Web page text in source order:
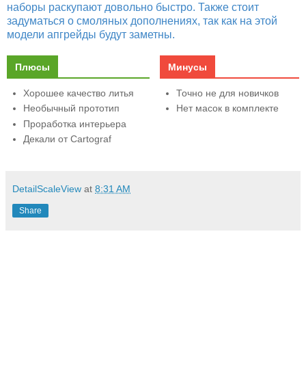
наборы раскупают довольно быстро. Также стоит
задуматься о смоляных дополнениях, так как на этой
модели апгрейды будут заметны.
Плюсы
Хорошее качество литья
Необычный прототип
Проработка интерьера
Декали от Cartograf
Минусы
Точно не для новичков
Нет масок в комплекте
DetailScaleView at 8:31 AM
Share